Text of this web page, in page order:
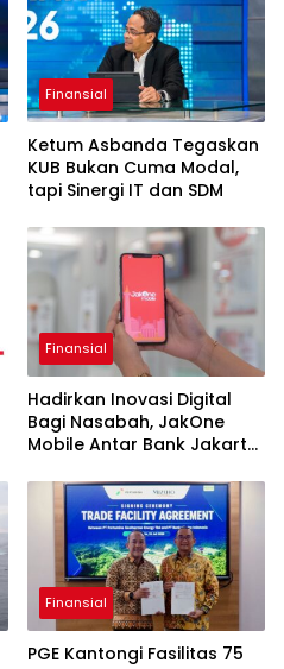
Finansial
Ketum Asbanda Tegaskan
KUB Bukan Cuma Modal,
tapi Sinergi IT dan SDM
Finansial
Hadirkan Inovasi Digital
Bagi Nasabah, JakOne
Mobile Antar Bank Jakarta
Excellence Awards 2026
Finansial
PGE Kantongi Fasilitas 75